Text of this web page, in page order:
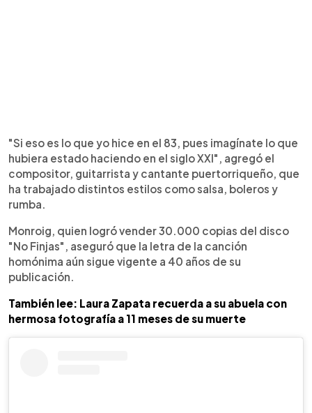
"Si eso es lo que yo hice en el 83, pues imagínate lo que
hubiera estado haciendo en el siglo XXI", agregó el
compositor, guitarrista y cantante puertorriqueño, que
ha trabajado distintos estilos como salsa, boleros y
rumba.
Monroig, quien logró vender 30.000 copias del disco
"No Finjas", aseguró que la letra de la canción
homónima aún sigue vigente a 40 años de su
publicación.
También lee: Laura Zapata recuerda a su abuela con
hermosa fotografía a 11 meses de su muerte